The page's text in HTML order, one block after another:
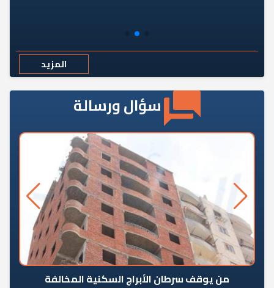
المزيد
سؤال ورسالة
من يوقف سرطان الأبراج السكنية المخالفة